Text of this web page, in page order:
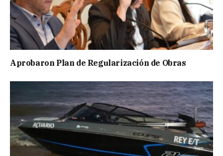
Aprobaron Plan de Regularización de Obras